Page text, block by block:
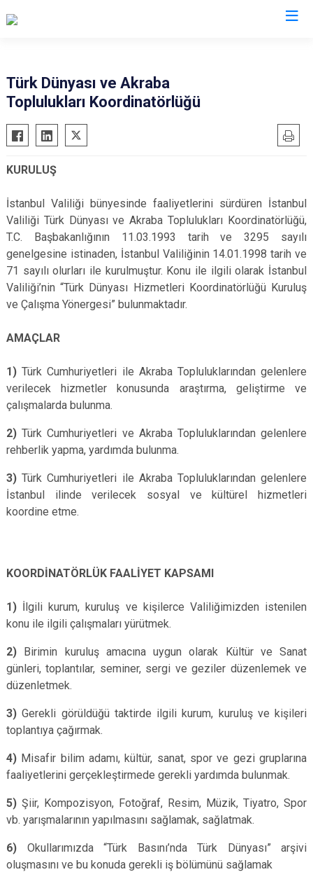
Türk Dünyası ve Akraba
Toplulukları Koordinatörlüğü
KURULUŞ
İstanbul Valiliği bünyesinde faaliyetlerini sürdüren İstanbul
Valiliği Türk Dünyası ve Akraba Toplulukları Koordinatörlüğü,
T.C. Başbakanlığının 11.03.1993 tarih ve 3295 sayılı
genelgesine istinaden, İstanbul Valiliğinin 14.01.1998 tarih ve
71 sayılı olurları ile kurulmuştur. Konu ile ilgili olarak İstanbul
Valiliği’nin “Türk Dünyası Hizmetleri Koordinatörlüğü Kuruluş
ve Çalışma Yönergesi” bulunmaktadır.
AMAÇLAR
1)Türk Cumhuriyetleri ile Akraba Topluluklarından gelenlere
verilecek hizmetler konusunda araştırma, geliştirme ve
çalışmalarda bulunma.
2)Türk Cumhuriyetleri ve Akraba Topluluklarından gelenlere
rehberlik yapma, yardımda bulunma.
3)Türk Cumhuriyetleri ile Akraba Topluluklarından gelenlere
İstanbul ilinde verilecek sosyal ve kültürel hizmetleri
koordine etme.
KOORDİNATÖRLÜK FAALİYET KAPSAMI
1) İlgili kurum, kuruluş ve kişilerce Valiliğimizden istenilen
konu ile ilgili çalışmaları yürütmek.
2) Birimin kuruluş amacına uygun olarak Kültür ve Sanat
günleri, toplantılar, seminer, sergi ve geziler düzenlemek ve
düzenletmek.
3)Gerekli görüldüğü taktirde ilgili kurum, kuruluş ve kişileri
toplantıya çağırmak.
4) Misafir bilim adamı, kültür, sanat, spor ve gezi gruplarına
faaliyetlerini gerçekleştirmede gerekli yardımda bulunmak.
5) Şiir, Kompozisyon, Fotoğraf, Resim, Müzik, Tiyatro, Spor
vb. yarışmalarının yapılmasını sağlamak, sağlatmak.
6) Okullarımızda “Türk Basını’nda Türk Dünyası” arşivi
oluşmasını ve bu konuda gerekli iş bölümünü sağlamak